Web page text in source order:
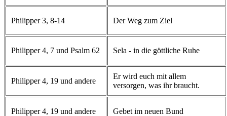
Philipper 3, 8-14 Der Weg zum Ziel
Philipper 4, 7 und Psalm 62 Sela - in die göttliche Ruhe
Philipper 4, 19 und andere
Er wird euch mit allem
versorgen, was ihr braucht.
Philipper 4, 19 und andere Gebet im neuen Bund